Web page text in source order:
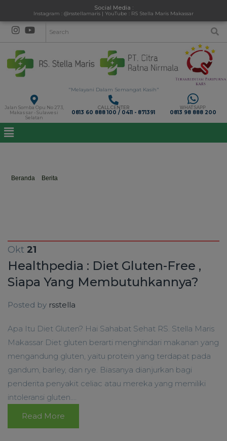
Social Media :
Instagram : @rsstellamaris | YouTube : RS Stella Maris Makassar
"Melayani Dalam Semangat Kasih"
Jalan Somba Opu No 273,
Makassar - Sulawesi
Selatan
CALL CENTER
0813 60 888 100 / 0411 - 871391
WHATSAPP
0813 98 888 200
Beranda Berita
Okt 21
Healthpedia : Diet Gluten-Free ,
Siapa Yang Membutuhkannya?
Posted by rsstella
Apa Itu Diet Gluten? Hai Sahabat Sehat RS. Stella Maris
Makassar Diet gluten berarti menghindari makanan yang
mengandung gluten, yaitu protein yang terdapat pada
gandum, barley, dan rye. Biasanya dianjurkan bagi
penderita penyakit celiac atau mereka yang memiliki
intoleransi gluten....
Read More